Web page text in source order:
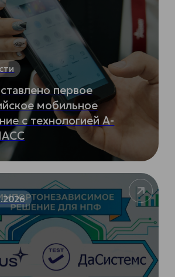
первое
мобильное
с технологией A-